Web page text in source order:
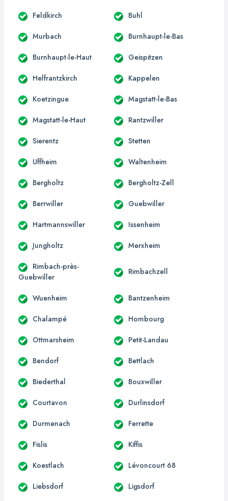
Feldkirch Buhl
Murbach Burnhaupt-le-Bas
Burnhaupt-le-Haut Geispitzen
Helfrantzkirch Kappelen
Koetzingue Magstatt-le-Bas
Magstatt-le-Haut Rantzwiller
Sierentz Stetten
Uffheim Waltenheim
Bergholtz Bergholtz-Zell
Berrwiller Guebwiller
Hartmannswiller Issenheim
Jungholtz Merxheim
Rimbach-près-
Guebwiller
Rimbachzell
Wuenheim Bantzenheim
Chalampé Hombourg
Ottmarsheim Petit-Landau
Bendorf Bettlach
Biederthal Bouxwiller
Courtavon Durlinsdorf
Durmenach Ferrette
Fislis Kiffis
Koestlach Lévoncourt 68
Liebsdorf Ligsdorf